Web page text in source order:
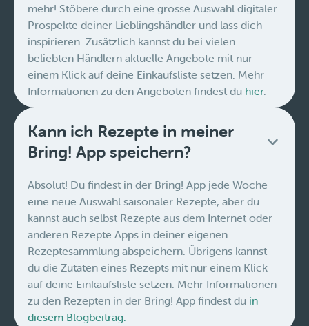
mehr! Stöbere durch eine grosse Auswahl digitaler
Prospekte deiner Lieblingshändler und lass dich
inspirieren. Zusätzlich kannst du bei vielen
beliebten Händlern aktuelle Angebote mit nur
einem Klick auf deine Einkaufsliste setzen. Mehr
Informationen zu den Angeboten findest du hier.
Kann ich Rezepte in meiner
Bring! App speichern?
Absolut! Du findest in der Bring! App jede Woche
eine neue Auswahl saisonaler Rezepte, aber du
kannst auch selbst Rezepte aus dem Internet oder
anderen Rezepte Apps in deiner eigenen
Rezeptesammlung abspeichern. Übrigens kannst
du die Zutaten eines Rezepts mit nur einem Klick
auf deine Einkaufsliste setzen. Mehr Informationen
zu den Rezepten in der Bring! App findest du in
diesem Blogbeitrag.